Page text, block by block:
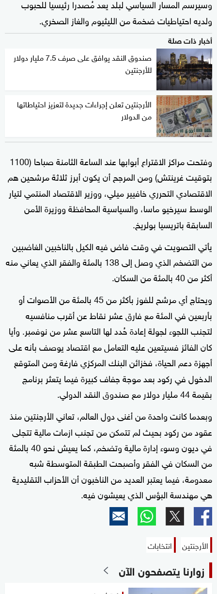
وسيرسم المسار السياسي لبلد يعد مُصدرا رئيسيا للحبوب
ولديه احتياطيات ضخمة من الليثيوم والغاز الصخري.
أخبار ذات صلة
صندوق النقد يوافق على صرف 7.5 مليار دولار
للأرجنتين
الأرجنتين تعلن إجراءات جديدة لتعزيز احتياطاتها
من الدولار
وفتحت مراكز الاقتراع أبوابها عند الساعة الثامنة صباحا (1100
بتوقيت غرينتش) ومن المرجح أن يكون أبرز ثلاثة مرشحين هم
الاقتصادي التحرري خافيير ميلي، ووزير الاقتصاد المنتمي لتيار
الوسط سيرخيو ماسا، والسياسية المحافظة ووزيرة الأمن
السابقة باتريسيا بولريخ.
يأتي التصويت في وقت فاض فيه الكيل بالناخبين الغاضبين
من التضخم الذي وصل إلى 138 بالمئة والفقر الذي يعاني منه
أكثر من 40 بالمئة من السكان.
ويحتاج أي مرشح للفوز بأكثر من 45 بالمئة من الأصوات أو
بأربعين في المئة مع فارق عشر نقاط عن أقرب منافسيه
لتجنب اللجوء لجولة إعادة حُدد لها التاسع عشر من نوفمبر. وأيا
كان الفائز فسيتعين عليه التعامل مع اقتصاد يوصف بأنه على
أجهزة دعم الحياة، فخزائن البنك المركزي فارغة ومن المتوقع
الدخول في ركود بعد موجة جفاف كبيرة فيما يتعثر برنامج
بقيمة 44 مليار دولار مع صندوق النقد الدولي.
وبعدما كانت واحدة من أغنى دول العالم، تعاني الأرجنتين منذ
عقود من ركود بحيث لم تتمكن من تجنب ازمات مالية تتجلى
في ديون وسوء إدارة مالية وتضخم، كما يعيش نحو 40 بالمئة
من السكان في الفقر وأصبحت الطبقة المتوسطة شبه
معدومة، فيما يعتبر العديد من الناخبون أن الأحزاب التقليدية
هي مهندسة البؤس الذي يعيشون فيه.
الأرجنتين انتخابات
زوارنا يتصفحون الآن